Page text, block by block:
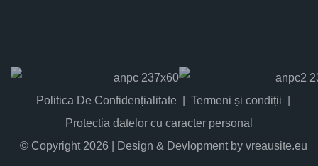
Politica De Confidențialitate
Termeni și condiții
Protectia datelor cu caracter personal
© Copyright 2026 | Design & Devlopment by vreausite.eu